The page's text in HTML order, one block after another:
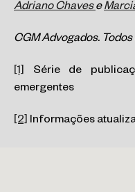
Adriano Chavese
CGM Advogados.
[1] Série de
emergentes
[2] Informações